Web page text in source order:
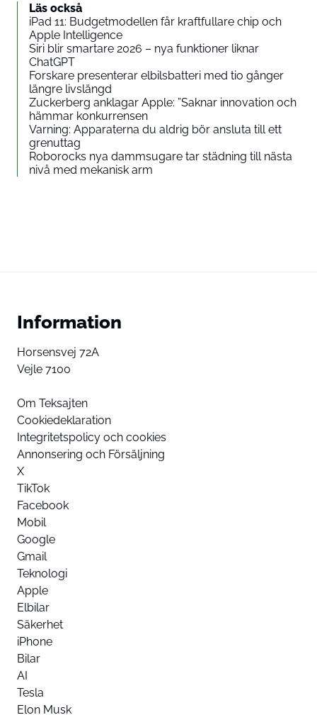
Läs också
iPad 11: Budgetmodellen får kraftfullare chip och
Apple Intelligence
Siri blir smartare 2026 – nya funktioner liknar
ChatGPT
Forskare presenterar elbilsbatteri med tio gånger
längre livslängd
Zuckerberg anklagar Apple: ”Saknar innovation och
hämmar konkurrensen
Varning: Apparaterna du aldrig bör ansluta till ett
grenuttag
Roborocks nya dammsugare tar städning till nästa
nivå med mekanisk arm
Information
Horsensvej 72A
Vejle 7100
Om Teksajten
Cookiedeklaration
Integritetspolicy och cookies
Annonsering och Försäljning
X
TikTok
Facebook
Mobil
Google
Gmail
Teknologi
Apple
Elbilar
Säkerhet
iPhone
Bilar
AI
Tesla
Elon Musk